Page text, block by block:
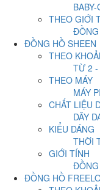
THEO GIỚI
ĐỒNG HỒ SHEEN
THEO
TỪ 2 -
THEO MÁY
MÁY
CHẤT LIỆU
DÂY
KIỂU DÁNG
THỜI
GIỚI TÍNH
ĐỒNG HỒ